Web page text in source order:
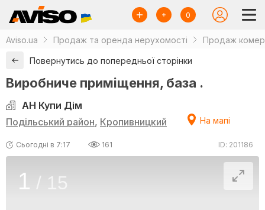
0
Aviso.ua Продаж та оренда нерухомості Продаж
Повернутись до попередньої сторінки
Виробниче приміщення, база .
АН Купи Дім
Подільський район, Кропивницкий На мапі
Сьогодні в 7:17 161 ID: 201186
1 / 15